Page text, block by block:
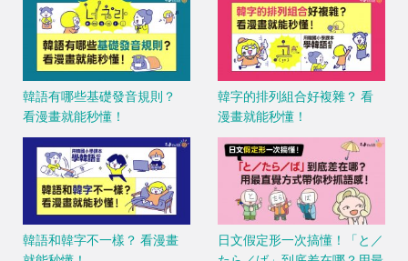
韓語有哪些基礎發音規則？
看漫畫就能秒懂！
韓字的排列組合好複雜？ 看
漫畫就能秒懂！
韓語和韓字不一樣？ 看漫畫
日文假定形一次搞懂！「と／